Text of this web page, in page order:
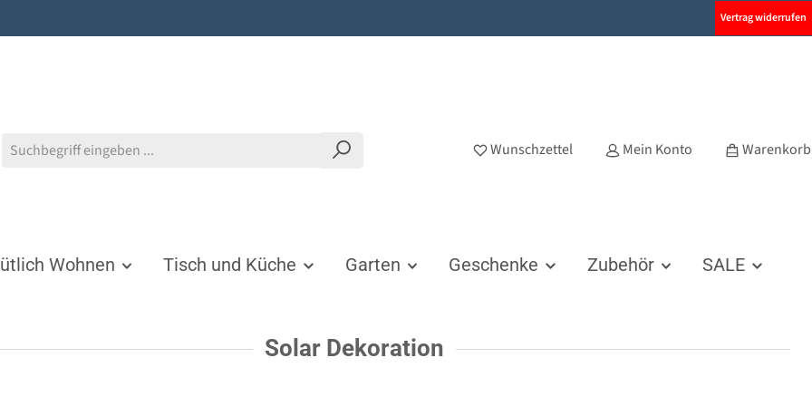
Vertrag widerrufen
Wunschzettel Mein Konto Warenkorb
Wohnen Tisch und Küche Garten Geschenke Zubehör SALE
Solar Dekoration